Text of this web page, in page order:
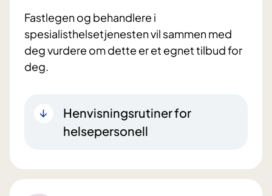
Fastlegen og behandlere i
spesialisthelsetjenesten vil sammen med
deg vurdere om dette er et egnet tilbud for
deg.
Henvisningsrutiner for
helsepersonell